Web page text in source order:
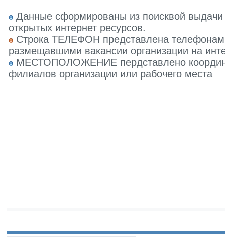
Данные сформированы из поисквой
открытых интернет ресурсов.
Строка ТЕЛЕФОН представлена
размещавшими вакансии организации на
МЕСТОПОЛОЖЕНИЕ пердставлено
филиалов организации или рабочего места